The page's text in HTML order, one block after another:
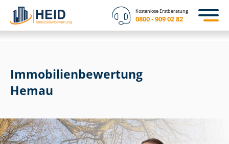
Kostenlose Erstberatung
0800 - 909 02 82
Immobilien­bewertung
Hemau